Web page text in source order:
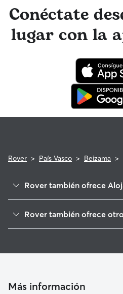
los requisitos.
la app de Rover o en la web.
Conéctate
lugar con la
Rover > País Vasco > Beizama >
Rover también ofrece
Legorreta
Azpeitia
Rover también ofrece
Cuidadores a domicilio en
Más información